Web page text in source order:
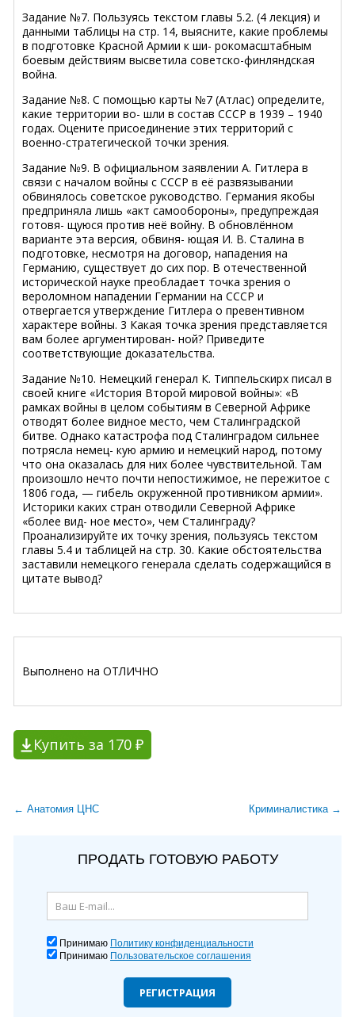
Задание №7. Пользуясь текстом главы 5.2. (4 лекция) и
данными таблицы на стр. 14, выясните, какие проблемы
в подготовке Красной Армии к ши- рокомасштабным
боевым действиям высветила советско-финляндская
война.
Задание №8. С помощью карты №7 (Атлас) определите,
какие территории во- шли в состав СССР в 1939 – 1940
годах. Оцените присоединение этих территорий с
военно-стратегической точки зрения.
Задание №9. В официальном заявлении А. Гитлера в
связи с началом войны с СССР в её развязывании
обвинялось советское руководство. Германия якобы
предприняла лишь «акт самообороны», предупреждая
готовя- щуюся против неё войну. В обновлённом
варианте эта версия, обвиня- ющая И. В. Сталина в
подготовке, несмотря на договор, нападения на
Германию, существует до сих пор. В отечественной
исторической науке преобладает точка зрения о
вероломном нападении Германии на СССР и
отвергается утверждение Гитлера о превентивном
характере войны. 3 Какая точка зрения представляется
вам более аргументирован- ной? Приведите
соответствующие доказательства.
Задание №10. Немецкий генерал К. Типпельскирх писал в
своей книге «История Второй мировой войны»: «В
рамках войны в целом событиям в Северной Африке
отводят более видное место, чем Сталинградской
битве. Однако катастрофа под Сталинградом сильнее
потрясла немец- кую армию и немецкий народ, потому
что она оказалась для них более чувствительной. Там
произошло нечто почти непостижимое, не пережитое с
1806 года, — гибель окруженной противником армии».
Историки каких стран отводили Северной Африке
«более вид- ное место», чем Сталинграду?
Проанализируйте их точку зрения, пользуясь текстом
главы 5.4 и таблицей на стр. 30. Какие обстоятельства
заставили немецкого генерала сделать содержащийся в
цитате вывод?
Выполнено на ОТЛИЧНО
Купить за 170 ₽
← Анатомия ЦНС Криминалистика →
ПРОДАТЬ ГОТОВУЮ РАБОТУ
Принимаю Политику конфиденциальности
Принимаю Пользовательское соглашения
РЕГИСТРАЦИЯ